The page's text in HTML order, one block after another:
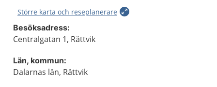
Större karta och reseplanerare
Besöksadress:
Centralgatan 1, Rättvik
Län, kommun:
Dalarnas län, Rättvik